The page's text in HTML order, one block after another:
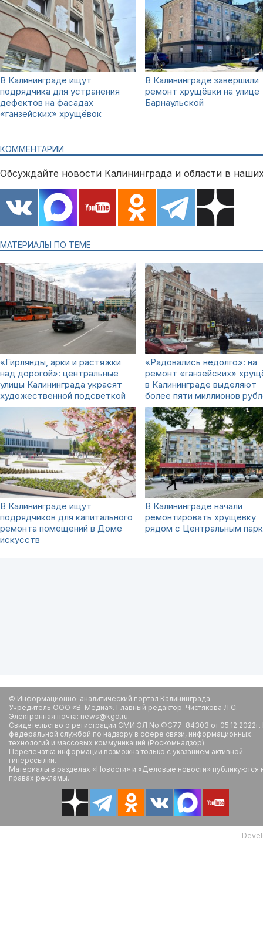
В Калининграде ищут
подрядчика для устранения
дефектов на фасадах
«ганзейских» хрущёвок
В Калининграде завершили
ремонт хрущёвки на улице
Барнаульской
КОММЕНТАРИИ
Обсуждайте новости Калининграда и области в
МАТЕРИАЛЫ ПО ТЕМЕ
«Гирлянды, арки и растяжки
над дорогой»: центральные
улицы Калининграда украсят
художественной подсветкой
«Радовались недолго»: на
ремонт «ганзейских»
в Калининграде выделяют
более пяти миллионов
В Калининграде ищут
подрядчиков для капитального
ремонта помещений в Доме
искусств
В Калининграде начали
ремонтировать хрущёвку
рядом с Центральным
© Информационно-аналитический портал Калининграда.
Учредитель ООО «В-Медиа». Главный редактор: Чистякова Л.С.
Электронная почта: news@kgd.ru.
Свидетельство о регистрации СМИ ЭЛ No ФС77-84303 от
федеральной службой по надзору в сфере связи, информационных
технологий и массовых коммуникаций (Роскомнадзор).
Перепечатка информации возможна только с указанием активной
гиперссылки.
Материалы в разделах «Новости» и «Деловые новости» публикуются
правах рекламы.